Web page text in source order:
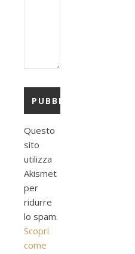
Questo
sito
utilizza
Akismet
per
ridurre
lo spam.
Scopri
come